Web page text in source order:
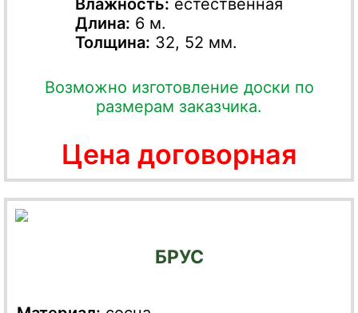
Длина: 6 м.
Толщина: 32, 52 мм.
Возможно изготовление доски по
размерам заказчика.
Цена договорная
БРУС